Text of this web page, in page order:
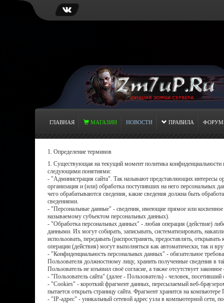
ГЛАВНАЯ МАГАЗИН НОВОСТИ ПРАВИЛА ФОРУМ
1. Определение терминов
1. Существующая на текущий момент политика конфиденциальности
следующими понятиями:
- "Администрация сайта". Так называют представляющих интересы
организация и (или) обработка поступивших на него персональных
чего обрабатываются сведения, какие сведения должна быть
сведениями.
- "Персональные данные" - сведения, имеющие прямое или
называемому субъектом персональных данных).
- "Обработка персональных данных" - любая операция (действие)
данными. Их могут собирать, записывать, систематизировать,
использовать, передавать (распространять, предоставлять,
операции (действия) могут выполняться как автоматически, так и
- "Конфиденциальность персональных данных" - обязательное
Пользователя должностному лицу, хранить полученные сведения в
Пользователь не изъявил своё согласие, а также отсутствует
- "Пользователь сайта" (далее - Пользователь) - человек,
- "Cookies" - короткий фрагмент данных, пересылаемый веб-
пытается открыть страницу сайта. Фрагмент хранится на компьютере
- "IP-адрес" - уникальный сетевой адрес узла в компьютерной сети,